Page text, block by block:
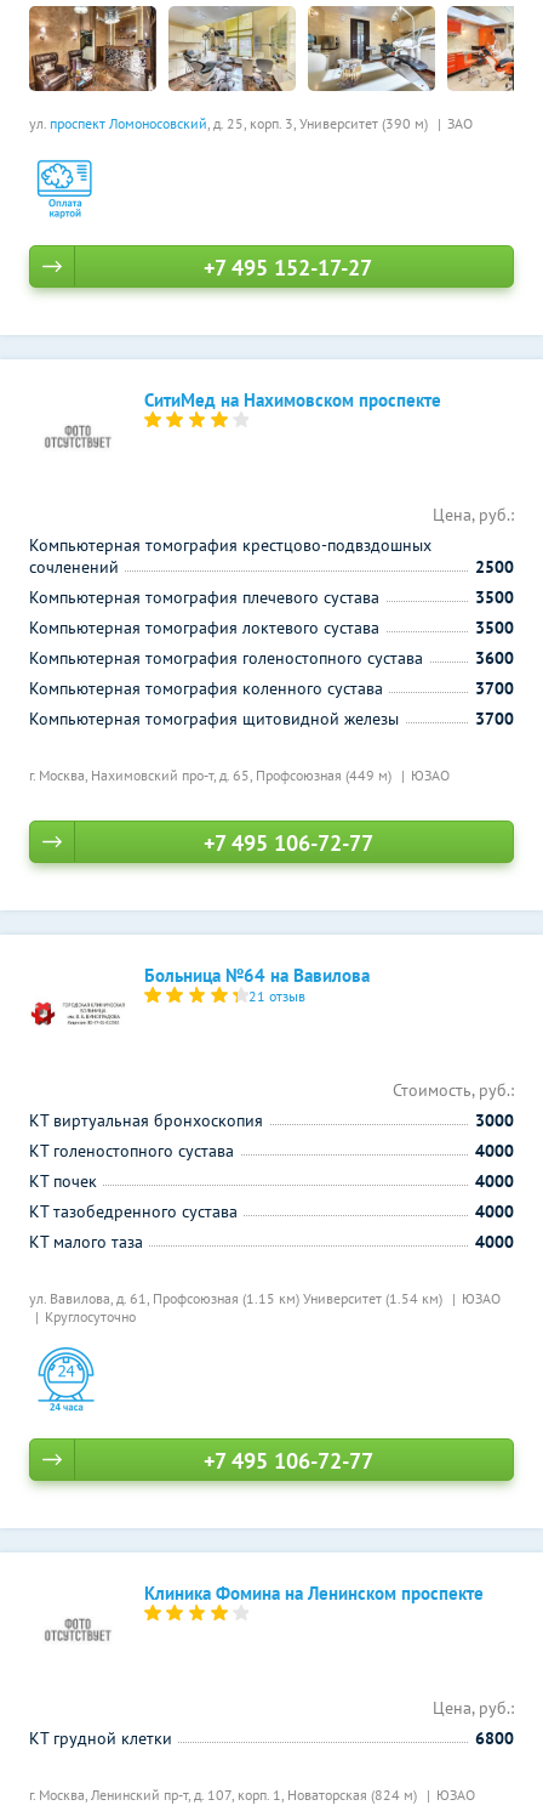
ул. проспект Ломоносовский, д. 25, корп. 3, Университет (390 м) ЗАО
+7 495 152-17-27
СитиМед на Нахимовском проспекте
г. Москва, Нахимовский про-т, д. 65, Профсоюзная (449 м) ЮЗАО
Цена, руб.:
Компьютерная томография крестцово-подвздошных
сочленений
2500
Компьютерная томография плечевого сустава
3500
Компьютерная томография локтевого сустава
3500
Компьютерная томография голеностопного сустава
3600
Компьютерная томография коленного сустава
3700
Компьютерная томография щитовидной железы
3700
+7 495 106-72-77
Больница №64 на Вавилова
21 отзыв
ул. Вавилова, д. 61, Профсоюзная (1.15 км) Университет (1.54 км)
ЮЗАО
Круглосуточно
Стоимость, руб.:
КТ виртуальная бронхоскопия
3000
КТ голеностопного сустава
4000
КТ почек
4000
КТ тазобедренного сустава
4000
КТ малого таза
4000
+7 495 106-72-77
Клиника Фомина на Ленинском проспекте
г. Москва, Ленинский пр-т, д. 107, корп. 1, Новаторская (824 м) ЮЗАО
Цена, руб.:
КТ грудной клетки
6800